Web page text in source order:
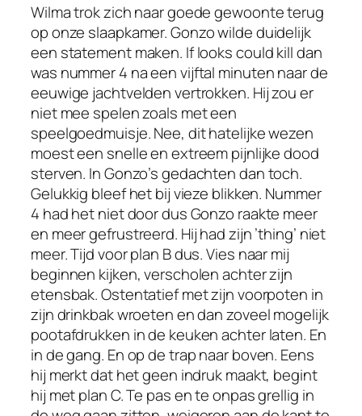
Wilma trok zich naar goede gewoonte terug
op onze slaapkamer. Gonzo wilde duidelijk
een statement maken. If looks could kill dan
was nummer 4 na een vijftal minuten naar de
eeuwige jachtvelden vertrokken. Hij zou er
niet mee spelen zoals met een
speelgoedmuisje. Nee, dit hatelijke wezen
moest een snelle en extreem pijnlijke dood
sterven. In Gonzo’s gedachten dan toch.
Gelukkig bleef het bij vieze blikken. Nummer
4 had het niet door dus Gonzo raakte meer
en meer gefrustreerd. Hij had zijn ’thing’ niet
meer. Tijd voor plan B dus. Vies naar mij
beginnen kijken, verscholen achter zijn
etensbak. Ostentatief met zijn voorpoten in
zijn drinkbak wroeten en dan zoveel mogelijk
pootafdrukken in de keuken achter laten. En
in de gang. En op de trap naar boven. Eens
hij merkt dat het geen indruk maakt, begint
hij met plan C. Te pas en te onpas grellig in